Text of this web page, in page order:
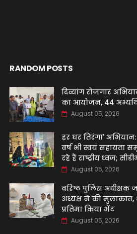
RANDOM POSTS
दिव्यांग रोजगार
का आयोजन, 44
August 05, 2026
हर घर तिरंगा' अभियान:
वर्ष भी स्वयं सहायता
रहे हैं राष्ट्रीय ध्वज;
August 05, 2026
वरिष्ठ पुलिस अधीक्षक
अध्यक्ष ने की मुलाकात,
प्रतिमा किया भेंट
August 05, 2026